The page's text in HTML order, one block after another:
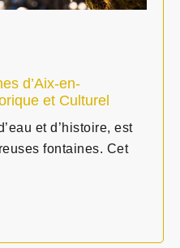
d’Aix-en-
et Culturel
et d’histoire, est
fontaines. Cet